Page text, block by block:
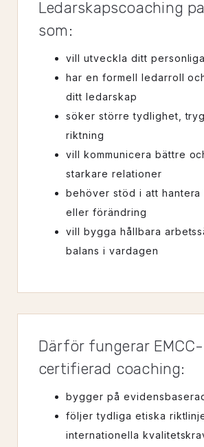
Ledarskapscoaching
som:
vill utveckla ditt
har en formell ledarroll
ditt ledarskap
söker större tydlighet,
riktning
vill kommunicera bättre
starkare relationer
behöver stöd i att hantera
eller förändring
vill bygga hållbara
balans i vardagen
Därför fungerar EMCC-
certifierad coaching:
bygger på
följer tydliga etiska
internationella